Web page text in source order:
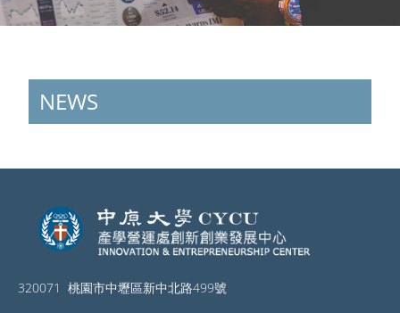
NEWS
320071 桃園市中壢區新中北路499號